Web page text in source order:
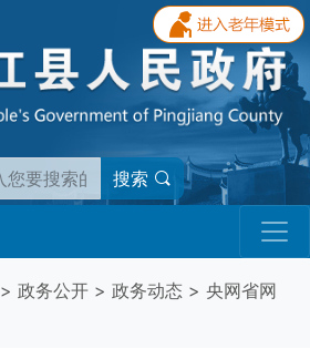
搜索
> 政务公开 > 政务动态 > 央网省网